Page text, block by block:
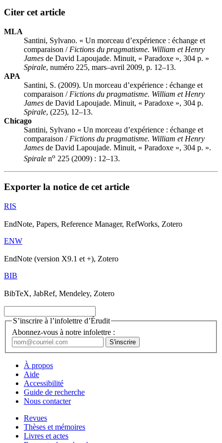
Citer cet article
MLA
Santini, Sylvano. « Un morceau d’expérience : échange et
comparaison / Fictions du pragmatisme. William et Henry
James de David Lapoujade. Minuit, « Paradoxe », 304 p. »
Spirale, numéro 225, mars–avril 2009, p. 12–13.
APA
Santini, S. (2009). Un morceau d’expérience : échange et
comparaison / Fictions du pragmatisme. William et Henry
James de David Lapoujade. Minuit, « Paradoxe », 304 p.
Spirale, (225), 12–13.
Chicago
Santini, Sylvano « Un morceau d’expérience : échange et
comparaison / Fictions du pragmatisme. William et Henry
James de David Lapoujade. Minuit, « Paradoxe », 304 p. ».
Spirale no 225 (2009) : 12–13.
Exporter la notice de cet article
RIS
EndNote, Papers, Reference Manager, RefWorks, Zotero
ENW
EndNote (version X9.1 et +), Zotero
BIB
BibTeX, JabRef, Mendeley, Zotero
S’inscrire à l’infolettre d’Érudit
Abonnez-vous à notre infolettre :
À propos
Aide
Accessibilité
Guide de recherche
Nous contacter
Revues
Thèses et mémoires
Livres et actes